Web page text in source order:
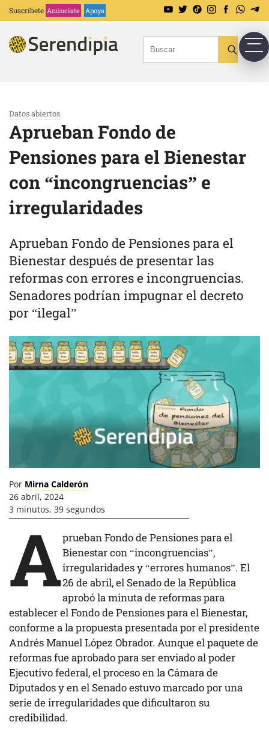
Suscríbete Anúnciate Apoya
Datos abiertos
Aprueban Fondo de
Pensiones para el Bienestar
con “incongruencias” e
irregularidades
Aprueban Fondo de Pensiones para el
Bienestar después de presentar las
reformas con errores e incongruencias.
Senadores podrían impugnar el decreto
por “ilegal”
Por Mirna Calderón
26 abril, 2024
3 minutos, 39 segundos
Aprueban Fondo de Pensiones para el
Bienestar con “incongruencias”,
irregularidades y “errores humanos”. El
26 de abril, el Senado de la República
aprobó la minuta de reformas para
establecer el Fondo de Pensiones para el Bienestar,
conforme a la propuesta presentada por el presidente
Andrés Manuel López Obrador. Aunque el paquete de
reformas fue aprobado para ser enviado al poder
Ejecutivo federal, el proceso en la Cámara de
Diputados y en el Senado estuvo marcado por una
serie de irregularidades que dificultaron su
credibilidad.